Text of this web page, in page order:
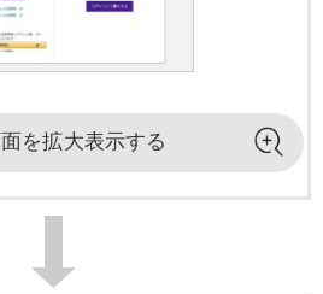
を拡大表示する